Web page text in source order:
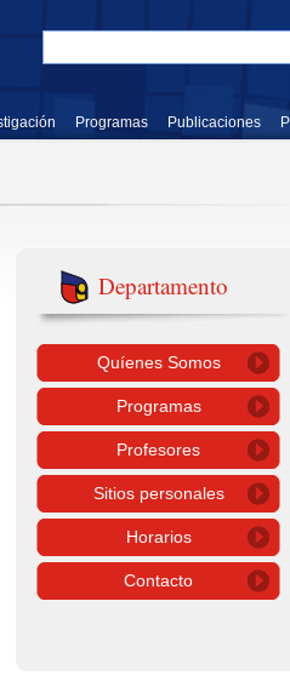
Programas Publicaciones
Departamento
Quíenes Somos
Programas
Profesores
Sitios personales
Horarios
Contacto